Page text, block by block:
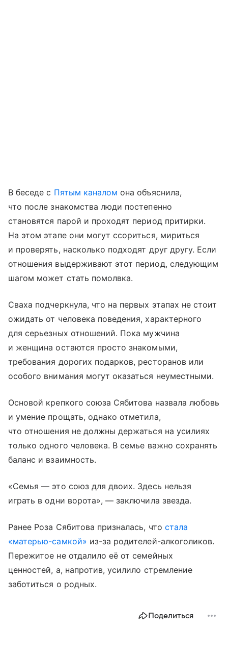
В беседе с Пятым каналом она объяснила,
что после знакомства люди постепенно
становятся парой и проходят период притирки.
На этом этапе они могут ссориться, мириться
и проверять, насколько подходят друг другу. Если
отношения выдерживают этот период, следующим
шагом может стать помолвка.
Сваха подчеркнула, что на первых этапах не стоит
ожидать от человека поведения, характерного
для серьезных отношений. Пока мужчина
и женщина остаются просто знакомыми,
требования дорогих подарков, ресторанов или
особого внимания могут оказаться неуместными.
Основой крепкого союза Сябитова назвала любовь
и умение прощать, однако отметила,
что отношения не должны держаться на усилиях
только одного человека. В семье важно сохранять
баланс и взаимность.
«Семья — это союз для двоих. Здесь нельзя
играть в одни ворота», — заключила звезда.
Ранее Роза Сябитова призналась, что стала
«матерью-самкой» из-за родителей-алкоголиков.
Пережитое не отдалило её от семейных
ценностей, а, напротив, усилило стремление
заботиться о родных.
Поделиться